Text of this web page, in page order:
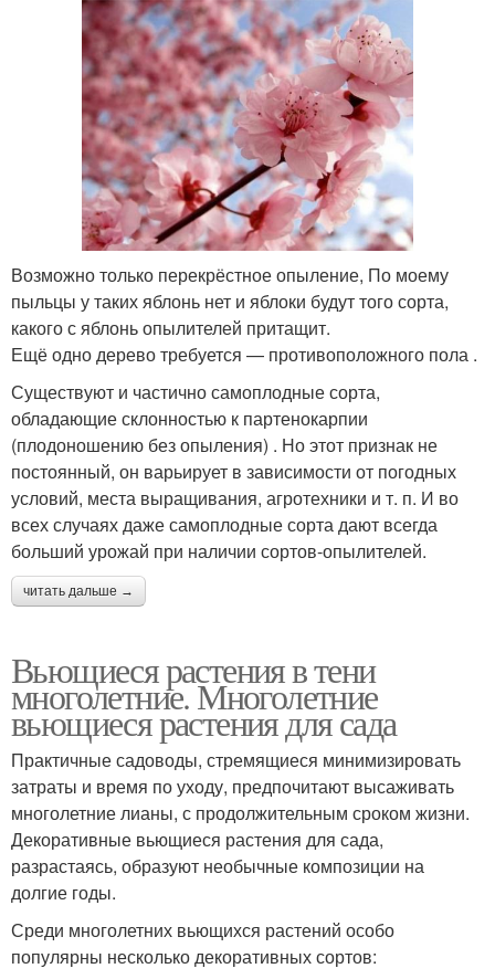
​Возможно только перекрёстное опыление, По моему
пыльцы у таких яблонь нет и яблоки будут того сорта,
какого с яблонь опылителей притащит.​
​Ещё одно дерево требуется — противоположного пола .​
​Существуют и частично самоплодные сорта,
обладающие склонностью к партенокарпии
(плодоношению без опыления) . Но этот признак не
постоянный, он варьирует в зависимости от погодных
условий, места выращивания, агротехники и т. п. И во
всех случаях даже самоплодные сорта дают всегда
больший урожай при наличии сортов-опылителей.​
читать дальше →
Вьющиеся растения в тени
многолетние. Многолетние
вьющиеся растения для сада
Практичные садоводы, стремящиеся минимизировать
затраты и время по уходу, предпочитают высаживать
многолетние лианы, с продолжительным сроком жизни.
Декоративные вьющиеся растения для сада,
разрастаясь, образуют необычные композиции на
долгие годы.
Среди многолетних вьющихся растений особо
популярны несколько декоративных сортов: